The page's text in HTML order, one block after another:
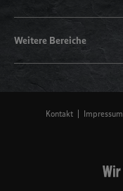
Weitere Bereiche
Kontakt Impressum